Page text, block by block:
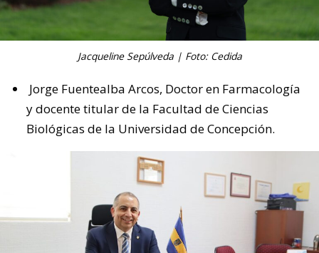
Jacqueline Sepúlveda | Foto: Cedida
Jorge Fuentealba Arcos, Doctor en Farmacología
y docente titular de la Facultad de Ciencias
Biológicas de la Universidad de Concepción.